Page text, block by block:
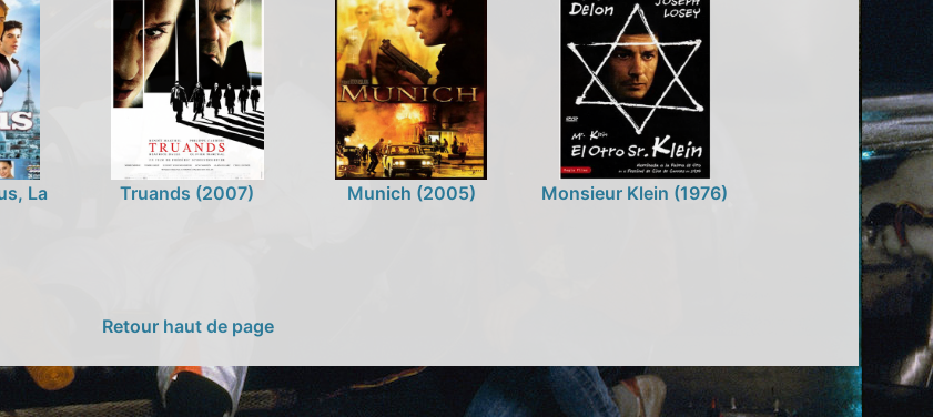
La
Truands (2007) Munich (2005) Monsieur Klein (1976)
Retour haut de page